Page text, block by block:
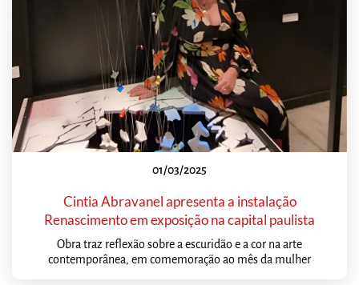
01/03/2025
Cintia Abravanel apresenta a instalação
Renascimento em exposição na capital paulista
Obra traz reflexão sobre a escuridão e a cor na arte
contemporânea, em comemoração ao mês da mulher